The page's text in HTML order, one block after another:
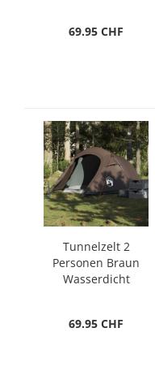
69.95 CHF
Tunnelzelt 2
Personen Braun
Wasserdicht
69.95 CHF